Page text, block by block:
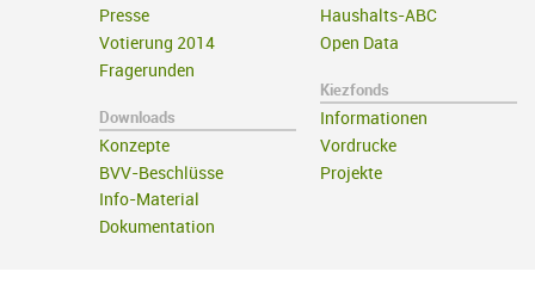
Presse
Votierung 2014
Fragerunden
Downloads
Konzepte
BVV-Beschlüsse
Info-Material
Dokumentation
Haushalts-ABC
Open Data
Kiezfonds
Informationen
Vordrucke
Projekte